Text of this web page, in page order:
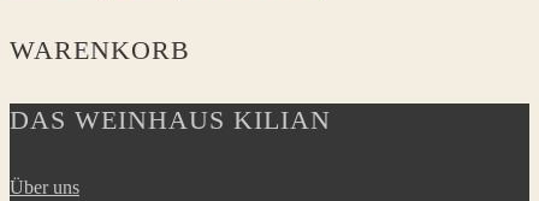
WARENKORB
DAS WEINHAUS KILIAN
Über uns